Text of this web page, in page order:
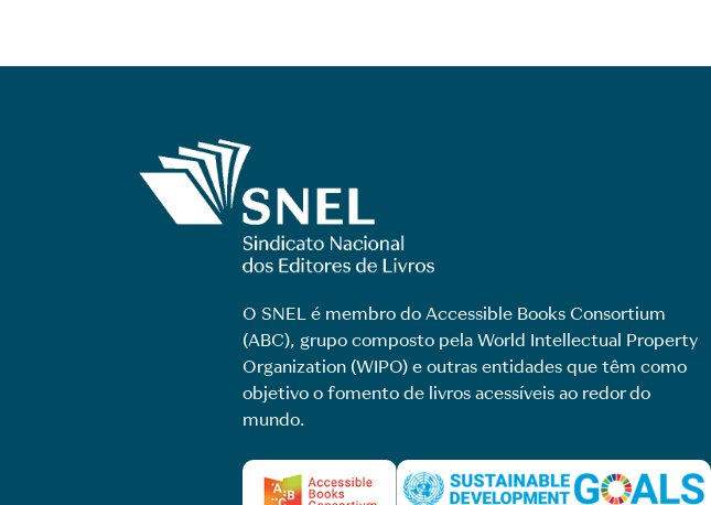
O SNEL é membro do Accessible Books Consortium
(ABC), grupo composto pela World Intellectual Property
Organization (WIPO) e outras entidades que têm como
objetivo o fomento de livros acessíveis ao redor do
mundo.